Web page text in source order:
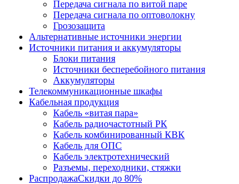
Передача сигнала по витой паре
Передача сигнала по оптоволокну
Грозозащита
Альтернативные источники энергии
Источники питания и аккумуляторы
Блоки питания
Источники бесперебойного питания
Аккумуляторы
Телекоммуникационные шкафы
Кабельная продукция
Кабель «витая пара»
Кабель радиочастотный РК
Кабель комбинированный КВК
Кабель для ОПС
Кабель электротехнический
Разъемы, переходники, стяжки
РаспродажаСкидки до 80%